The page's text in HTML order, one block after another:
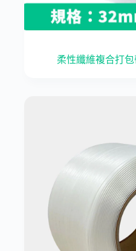
柔性纖維複合打包